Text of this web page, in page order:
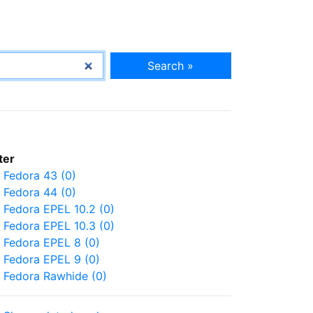
Search »
Fedora 43 (0)
Fedora 44 (0)
Fedora EPEL 10.2 (0)
Fedora EPEL 10.3 (0)
Fedora EPEL 8 (0)
Fedora EPEL 9 (0)
Fedora Rawhide (0)